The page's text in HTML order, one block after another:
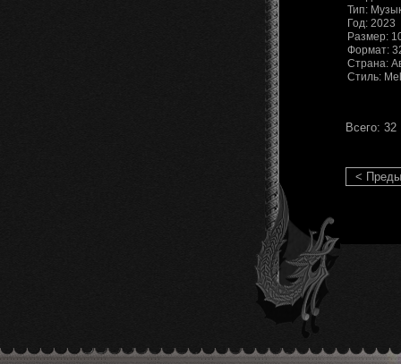
Тип:
Год: 2023
Размер:
Формат:
Страна:
Стиль:
Всего: 32
<